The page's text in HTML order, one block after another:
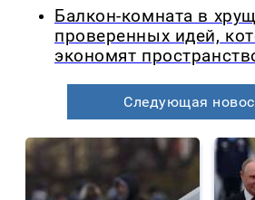
Балкон-комната в
проверенных идей,
экономят
Следующая